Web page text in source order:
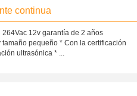
continua
12v garantía de 2 años
pequeño * Con la certificación
ultrasónica * ...